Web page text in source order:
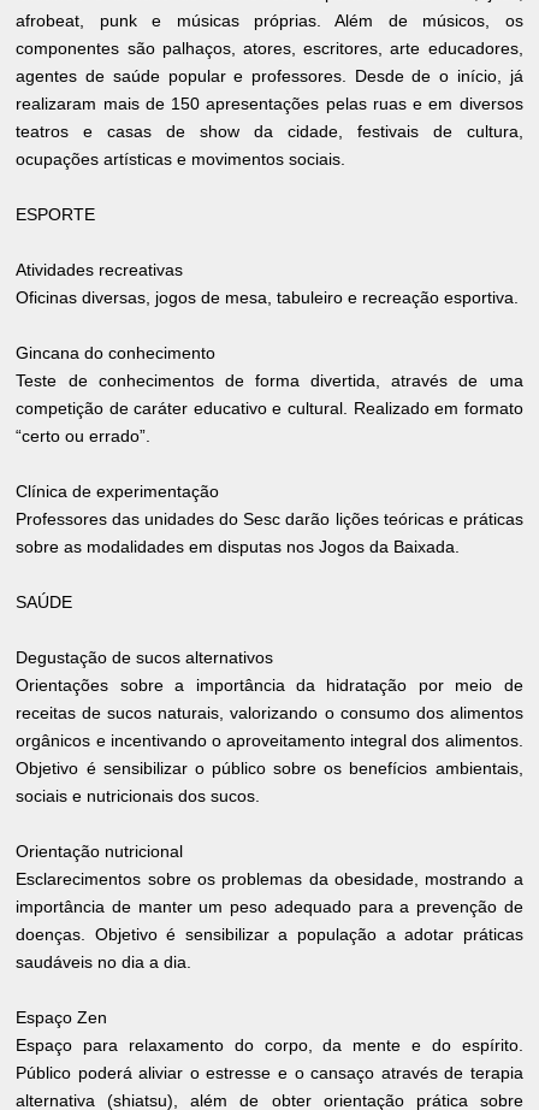
afrobeat, punk e músicas próprias. Além de músicos, os
componentes são palhaços, atores, escritores, arte educadores,
agentes de saúde popular e professores. Desde de o início, já
realizaram mais de 150 apresentações pelas ruas e em diversos
teatros e casas de show da cidade, festivais de cultura,
ocupações artísticas e movimentos sociais.
ESPORTE
Atividades recreativas
Oficinas diversas, jogos de mesa, tabuleiro e recreação esportiva.
Gincana do conhecimento
Teste de conhecimentos de forma divertida, através de uma
competição de caráter educativo e cultural. Realizado em formato
“certo ou errado”.
Clínica de experimentação
Professores das unidades do Sesc darão lições teóricas e práticas
sobre as modalidades em disputas nos Jogos da Baixada.
SAÚDE
Degustação de sucos alternativos
Orientações sobre a importância da hidratação por meio de
receitas de sucos naturais, valorizando o consumo dos alimentos
orgânicos e incentivando o aproveitamento integral dos alimentos.
Objetivo é sensibilizar o público sobre os benefícios ambientais,
sociais e nutricionais dos sucos.
Orientação nutricional
Esclarecimentos sobre os problemas da obesidade, mostrando a
importância de manter um peso adequado para a prevenção de
doenças. Objetivo é sensibilizar a população a adotar práticas
saudáveis no dia a dia.
Espaço Zen
Espaço para relaxamento do corpo, da mente e do espírito.
Público poderá aliviar o estresse e o cansaço através de terapia
alternativa (shiatsu), além de obter orientação prática sobre